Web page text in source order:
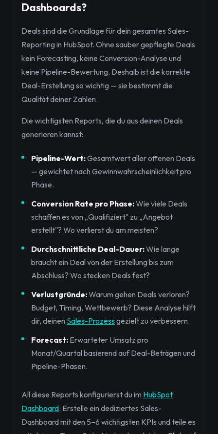
Dashboards?
Deals sind die Grundlage für dein gesamtes Sales-
Reporting in HubSpot. Ohne sauber gepflegte Deals
kein Forecasting, keine Conversion-Analyse und
keine Pipeline-Bewertung. Deshalb ist die korrekte
Deal-Erstellung so wichtig — sie bestimmt die
Qualität deiner Zahlen.
Die wichtigsten Reports, die du aus deinen Deals
generieren kannst:
Pipeline-Wert:Gesamtwert aller offenen Deals
— gewichtet nach Gewinnwahrscheinlichkeit pro
Phase.
Conversion Rate pro Phase:Wie viele Deals
schaffen es von „Qualifiziert" zu „Angebot
erstellt"? Wo verlierst du am meisten?
Durchschnittliche Deal-Dauer:Wie lange
braucht ein Deal von der Erstellung bis zum
Abschluss? Wo stecken Deals fest?
Verlustgründe:Warum gehen Deals verloren?
Budget, Timing, Wettbewerb? Diese Analyse hilft
dir, deinen Sales-Prozess gezielt zu verbessern.
Forecast: Erwarteter Umsatz pro
Monat/Quartal basierend auf Deal-Beträgen und
Pipeline-Phasen.
All diese Reports konfigurierst du im HubSpot
Dashboard. Erstelle ein dediziertes Sales-
Dashboard mit den 5–6 wichtigsten KPIs und teile es